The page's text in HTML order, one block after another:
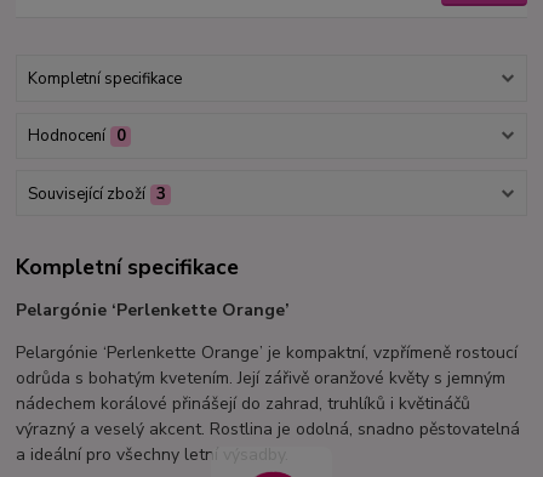
Kompletní specifikace
Hodnocení 0
Související zboží 3
Kompletní specifikace
Pelargónie ‘Perlenkette Orange’
Pelargónie ‘Perlenkette Orange’ je kompaktní, vzpřímeně rostoucí
odrůda s bohatým kvetením. Její zářivě oranžové květy s jemným
nádechem korálové přinášejí do zahrad, truhlíků i květináčů
výrazný a veselý akcent. Rostlina je odolná, snadno pěstovatelná
a ideální pro všechny letní výsadby.